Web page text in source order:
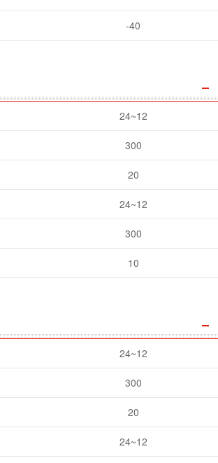
-40
24~12
300
20
24~12
300
10
24~12
300
20
24~12